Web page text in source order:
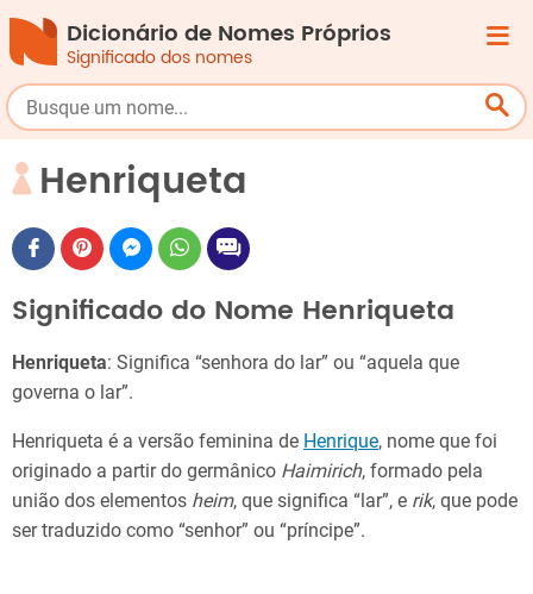
Dicionário de Nomes Próprios
Significado dos nomes
Henriqueta
Significado do Nome Henriqueta
Henriqueta: Significa “senhora do lar” ou “aquela que
governa o lar”.
Henriqueta é a versão feminina de Henrique, nome que foi
originado a partir do germânico Haimirich, formado pela
união dos elementos heim, que significa “lar”, e rik, que pode
ser traduzido como “senhor” ou “príncipe”.